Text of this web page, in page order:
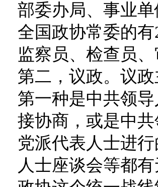
部委办局、事业
全国政协常委的
监察员、检查员
第二，议政。议
第一种是中共领
接协商，或是中
党派代表人士进
人士座谈会等都